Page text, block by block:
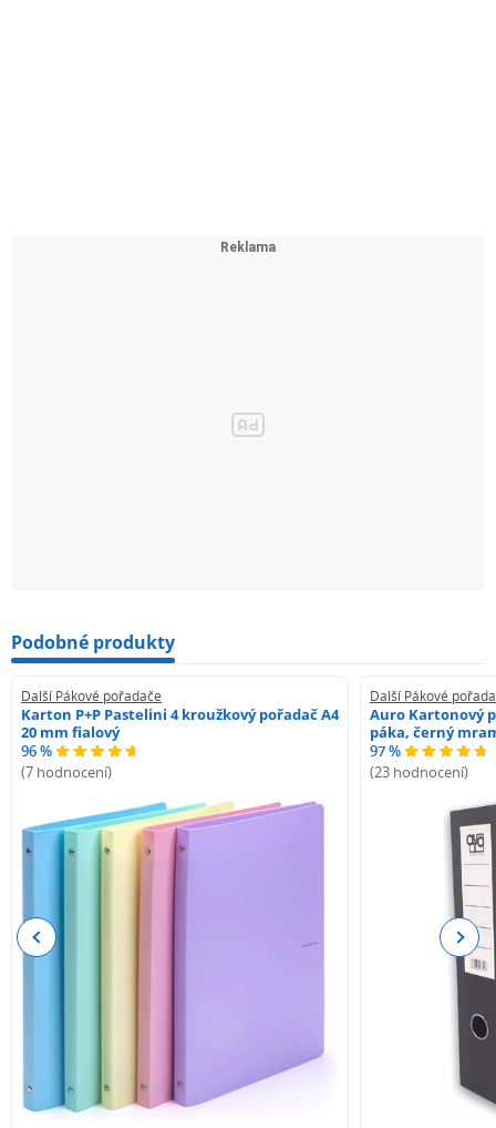
Podobné produkty
Další Pákové pořadače
Karton P+P Pastelini 4 kroužkový pořadač A4
20 mm fialový
96 %
(7 hodnocení)
Další Pákové
Auro Kartonový
páka, černý
97 %
(23 hodnocení)
Previous Next